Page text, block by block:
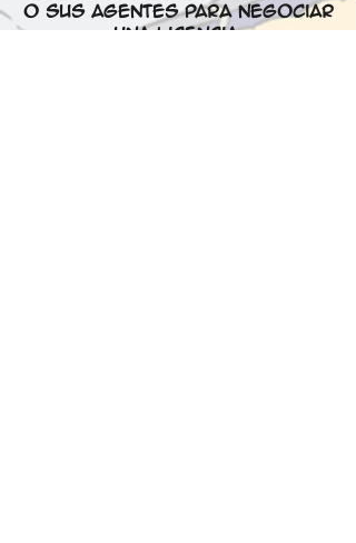
o sus agentes para negociar
una licencia.